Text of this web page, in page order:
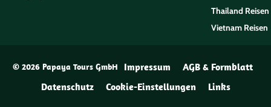
Thailand Reisen
Vietnam Reisen
© 2026 Papaya Tours GmbH Impressum
AGB & Formblatt
Datenschutz
Cookie-Einstellungen Links